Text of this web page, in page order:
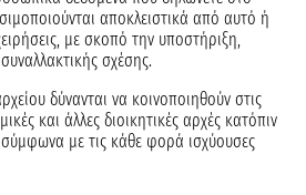
αποκλειστικά από αυτό ή
με σκοπό την υποστήριξη,
σχέσης.
δύνανται να κοινοποιηθούν στις
και άλλες διοικητικές αρχές κατόπιν
με τις κάθε φορά ισχύουσες